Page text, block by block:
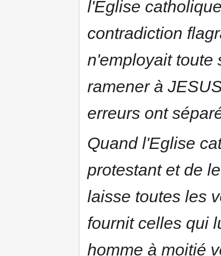
l'Eglise
contradiction
n'employait toute
ramener à
erreurs ont
Quand l'Eglise
protestant et de
laisse toutes les
fournit celles qui
homme à moitié